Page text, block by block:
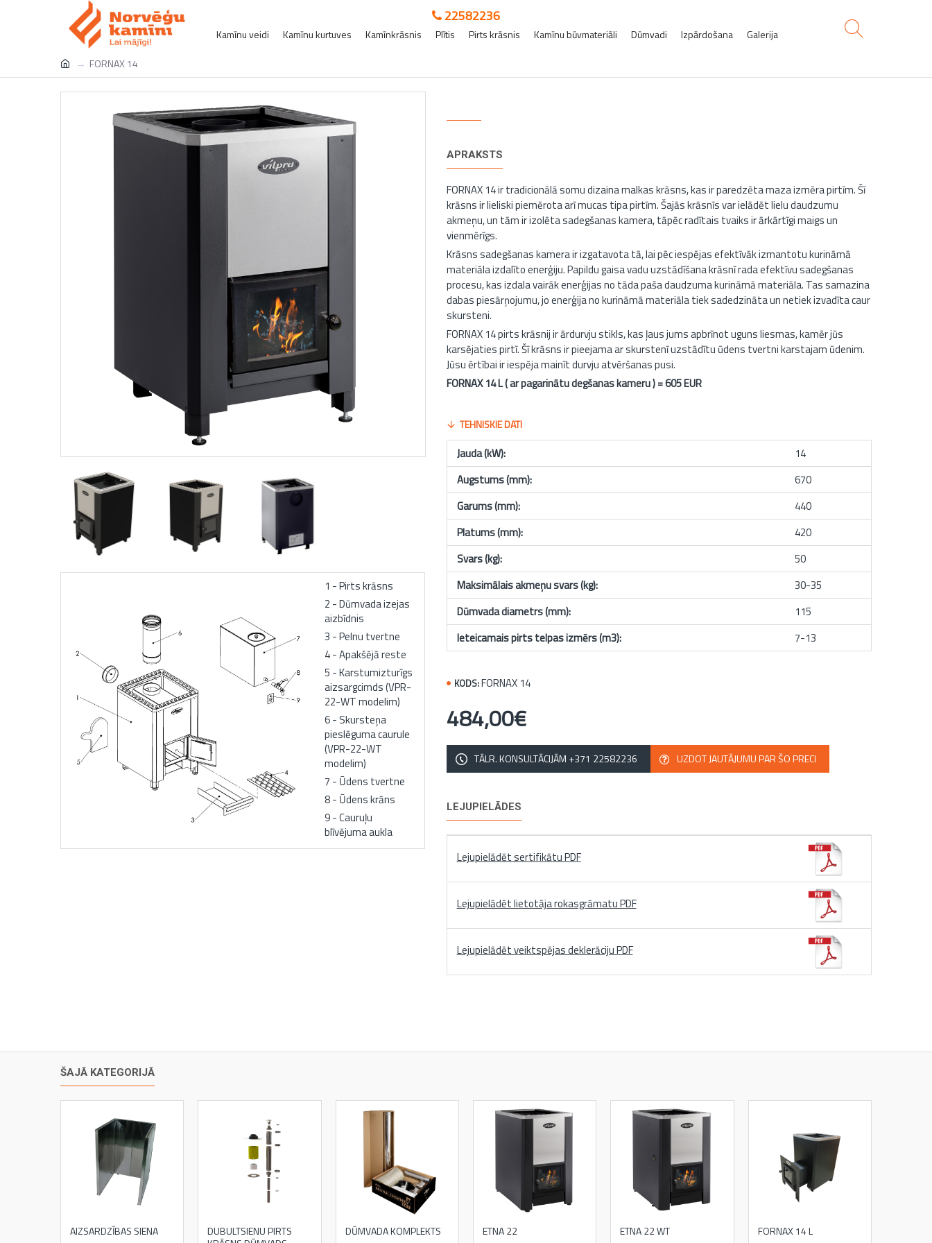
22582236
Kamīnu veidi Kamīnu kurtuves Kamīnkrāsnis Plītis Pirts krāsnis Kamīnu būvmateriāli Dūmvadi Izpārdošana
Galerija
FORNAX 14
1 - Pirts krāsns
2 - Dūmvada izejas
aizbīdnis
3 - Pelnu tvertne
4 - Apakšējā reste
5 - Karstumizturīgs
aizsargcimds (VPR-
22-WT modelim)
6 - Skursteņa
pieslēguma caurule
(VPR-22-WT
modelim)
7 - Ūdens tvertne
8 - Ūdens krāns
9 - Cauruļu
blīvējuma aukla
APRAKSTS
FORNAX 14 ir tradicionālā somu dizaina malkas krāsns, kas ir paredzēta maza izmēra pirtīm. Šī
krāsns ir lieliski piemērota arī mucas tipa pirtīm. Šajās krāsnīs var ielādēt lielu daudzumu
akmeņu, un tām ir izolēta sadegšanas kamera, tāpēc radītais tvaiks ir ārkārtīgi maigs un
vienmērīgs.
Krāsns sadegšanas kamera ir izgatavota tā, lai pēc iespējas efektīvāk izmantotu kurināmā
materiāla izdalīto enerģiju. Papildu gaisa vadu uzstādīšana krāsnī rada efektīvu sadegšanas
procesu, kas izdala vairāk enerģijas no tāda paša daudzuma kurināmā materiāla. Tas samazina
dabas piesārņojumu, jo enerģija no kurināmā materiāla tiek sadedzināta un netiek izvadīta caur
skursteni.
FORNAX 14 pirts krāsnij ir ārdurvju stikls, kas ļaus jums apbrīnot uguns liesmas, kamēr jūs
karsējaties pirtī. Šī krāsns ir pieejama ar skurstenī uzstādītu ūdens tvertni karstajam ūdenim.
Jūsu ērtībai ir iespēja mainīt durvju atvēršanas pusi.
FORNAX 14 L ( ar pagarinātu degšanas kameru ) = 605 EUR
TEHNISKIE DATI
Jauda (kW):
14
Augstums (mm):
670
Garums (mm):
440
Platums (mm):
420
Svars (kg):
50
Maksimālais akmeņu svars (kg):
30-35
Dūmvada diametrs (mm):
115
Ieteicamais pirts telpas izmērs (m3):
7-13
KODS:FORNAX 14
484,00€
TĀLR. KONSULTĀCIJĀM +371 22582236 UZDOT JAUTĀJUMU PAR ŠO PRECI
LEJUPIELĀDES
Lejupielādēt sertifikātu PDF
Lejupielādēt lietotāja rokasgrāmatu PDF
Lejupielādēt veiktspējas deklerāciju PDF
ŠAJĀ KATEGORIJĀ
AIZSARDZĪBAS SIENA
DUBULTSIENU PIRTS
DŪMVADA KOMPLEKTS ETNA 22 ETNA 22 WT FORNAX 14 L